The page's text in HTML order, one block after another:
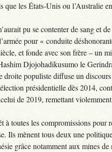
que les États-Unis ou l’Australie
pu se contenter de sang et
pour « conduite
et fonde avec son frère – un
Djojohadikusumo le
droite populiste diffuse un
présidentielle dès 2014,
de 2019, remettant
toutes les compromissions pour
Ils mènent tous deux une
grâce notamment aux mines